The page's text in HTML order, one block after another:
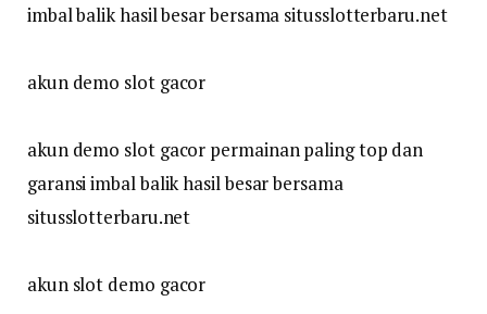
imbal balik hasil besar bersama situsslotterbaru.net
akun demo slot gacor
akun demo slot gacor permainan paling top dan
garansi imbal balik hasil besar bersama
situsslotterbaru.net
akun slot demo gacor